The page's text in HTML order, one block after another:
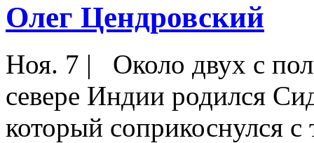
Олег Цендровский
Ноя. 7 |
Около двух с
севере Индии родился
который соприкоснулся с